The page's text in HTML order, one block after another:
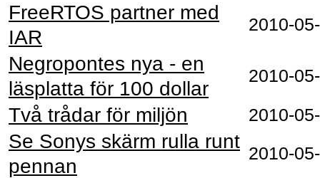
FreeRTOS partner med
IAR
Negropontes nya - en
läsplatta för 100 dollar
Två trådar för miljön
Se Sonys skärm rulla runt
pennan